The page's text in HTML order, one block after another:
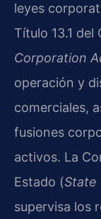
leyes
Título 13.1 del
Corporation
operación y
comerciales,
fusiones
activos. La
Estado (State
supervisa los